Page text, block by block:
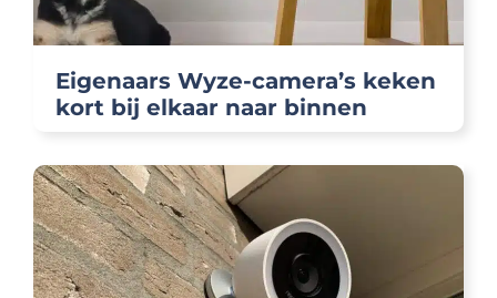
Eigenaars Wyze-camera’s keken
kort bij elkaar naar binnen